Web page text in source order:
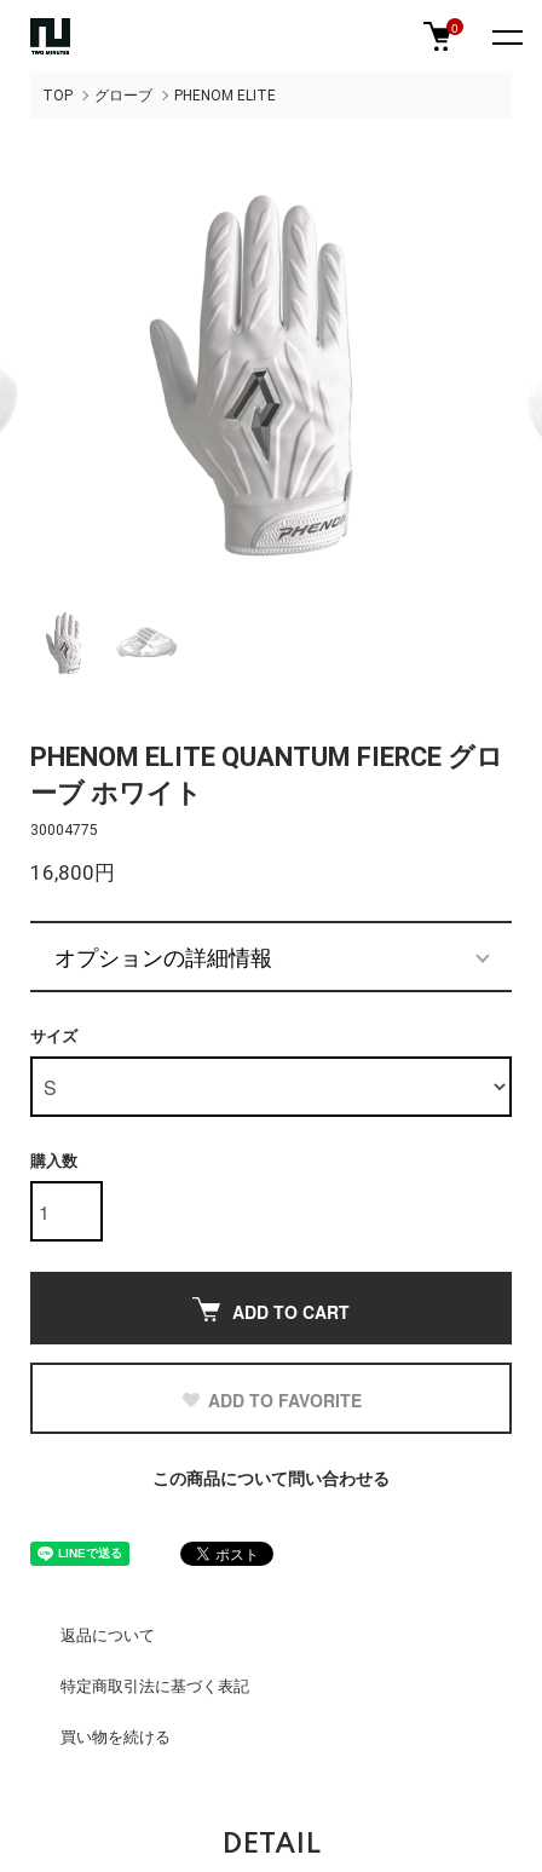
0
TOP グローブ PHENOM ELITE
PHENOM ELITE QUANTUM FIERCE グロ
ーブ ホワイト
30004775
16,800円
オプションの詳細情報
サイズ
購入数
ADD TO CART
ADD TO FAVORITE
この商品について問い合わせる
返品について
特定商取引法に基づく表記
買い物を続ける
DETAIL